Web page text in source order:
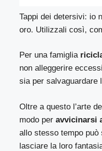
Tappi dei detersivi: io
oro. Utilizzali così,
Per una famiglia
non alleggerire
sia per salvaguardare
Oltre a questo l’arte
modo peravvicinarsi
allo stesso tempo
lasciare la loro